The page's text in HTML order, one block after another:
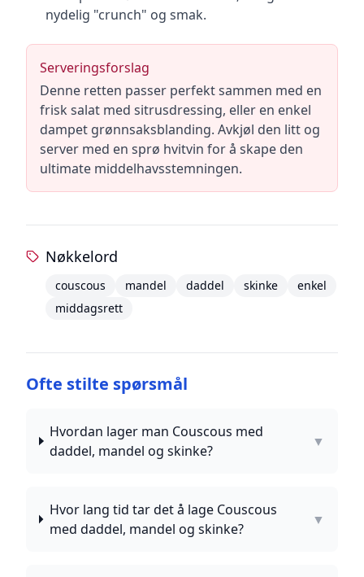
nydelig "crunch" og smak.
Serveringsforslag
Denne retten passer perfekt sammen med en
frisk salat med sitrusdressing, eller en enkel
dampet grønnsaksblanding. Avkjøl den litt og
server med en sprø hvitvin for å skape den
ultimate middelhavsstemningen.
Nøkkelord
couscous mandel daddel skinke
enkel
middagsrett
Ofte stilte spørsmål
Hvordan lager man Couscous med
daddel, mandel og skinke?
▼
Hvor lang tid tar det å lage Couscous
med daddel, mandel og skinke?
▼